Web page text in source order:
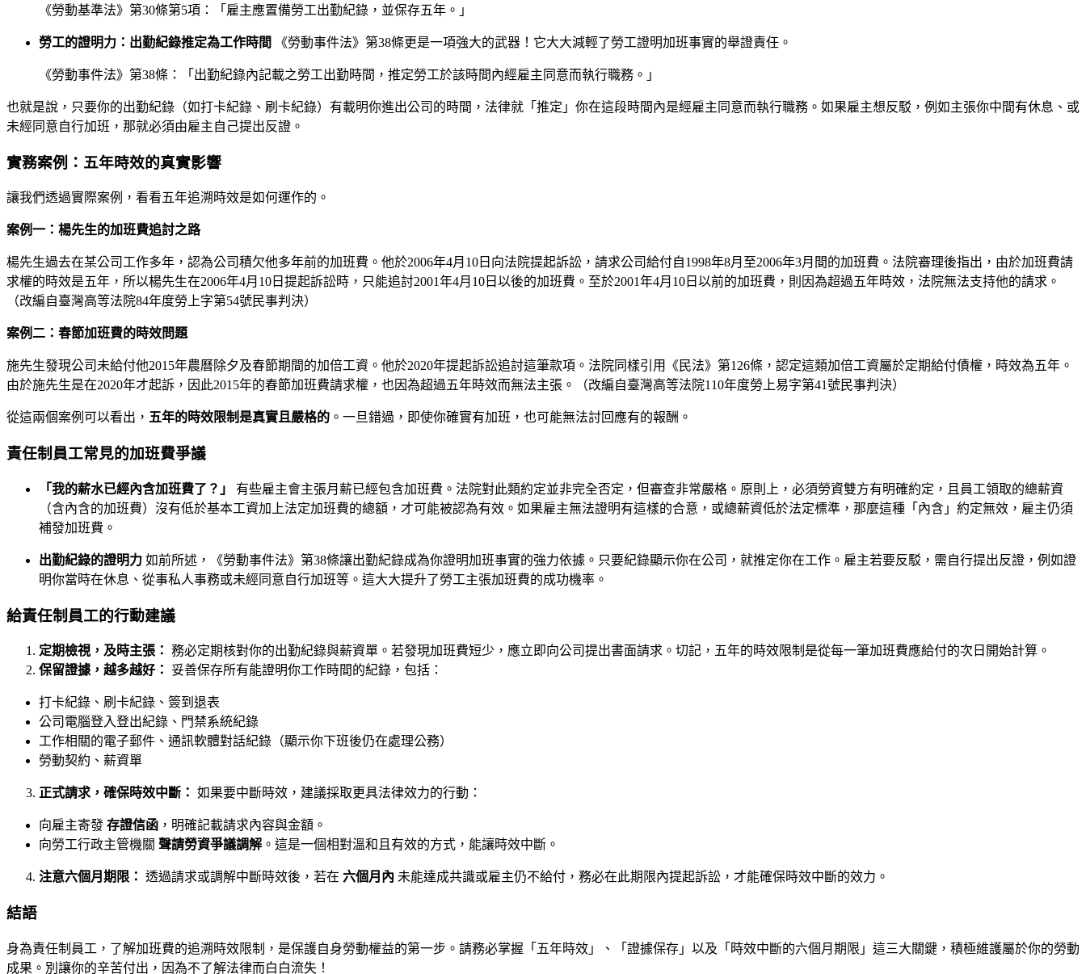
《勞動基準法》第30條第5項：「雇主應置備勞工出勤紀錄，並保存五年。」
勞工的證明力：出勤紀錄推定為工作時間 《勞動事件法》第38條更是一項強大的武器！它大大減輕了勞工證明加班事實的舉證責任。
《勞動事件法》第38條：「出勤紀錄內記載之勞工出勤時間，推定勞工於該時間內經雇主同意而執行職務。」
也就是說，只要你的出勤紀錄（如打卡紀錄、刷卡紀錄）有載明你進出公司的時間，法律就「推定」你在這段時間內是經雇主同意而執行職務。如果雇主想反駁，例如主張你中間有休息、或
未經同意自行加班，那就必須由雇主自己提出反證。
實務案例：五年時效的真實影響
讓我們透過實際案例，看看五年追溯時效是如何運作的。
案例一：楊先生的加班費追討之路
楊先生過去在某公司工作多年，認為公司積欠他多年前的加班費。他於2006年4月10日向法院提起訴訟，請求公司給付自1998年8月至2006年3月間的加班費。法院審理後指出，由於加班費請
求權的時效是五年，所以楊先生在2006年4月10日提起訴訟時，只能追討2001年4月10日以後的加班費。至於2001年4月10日以前的加班費，則因為超過五年時效，法院無法支持他的請求。
（改編自臺灣高等法院84年度勞上字第54號民事判決）
案例二：春節加班費的時效問題
施先生發現公司未給付他2015年農曆除夕及春節期間的加倍工資。他於2020年提起訴訟追討這筆款項。法院同樣引用《民法》第126條，認定這類加倍工資屬於定期給付債權，時效為五年。
由於施先生是在2020年才起訴，因此2015年的春節加班費請求權，也因為超過五年時效而無法主張。（改編自臺灣高等法院110年度勞上易字第41號民事判決）
從這兩個案例可以看出， 五年的時效限制是真實且嚴格的 。一旦錯過，即使你確實有加班，也可能無法討回應有的報酬。
責任制員工常見的加班費爭議
「我的薪水已經內含加班費了？」
有些雇主會主張月薪已經包含加班費。法院對此類約定並非完全否定，但審查非常嚴格。原則上，必須勞資雙方有明確約定，且員工領取的總薪資
（含內含的加班費）沒有低於基本工資加上法定加班費的總額，才可能被認為有效。如果雇主無法證明有這樣的合意，或總薪資低於法定標準，那麼這種「內含」約定無效，雇主仍須
補發加班費。
出勤紀錄的證明力 如前所述，《勞動事件法》第38條讓出勤紀錄成為你證明加班事實的強力依據。只要紀錄顯示你在公司，就推定你在工作。雇主若要反駁，需自行提出反證，例如證
明你當時在休息、從事私人事務或未經同意自行加班等。這大大提升了勞工主張加班費的成功機率。
給責任制員工的行動建議
定期檢視，及時主張： 務必定期核對你的出勤紀錄與薪資單。若發現加班費短少，應立即向公司提出書面請求。切記，五年的時效限制是從每一筆加班費應給付的次日開始計算。
保留證據，越多越好： 妥善保存所有能證明你工作時間的紀錄，包括：
打卡紀錄、刷卡紀錄、簽到退表
公司電腦登入登出紀錄、門禁系統紀錄
工作相關的電子郵件、通訊軟體對話紀錄（顯示你下班後仍在處理公務）
勞動契約、薪資單
正式請求，確保時效中斷： 如果要中斷時效，建議採取更具法律效力的行動：
向雇主寄發 存證信函 ，明確記載請求內容與金額。
向勞工行政主管機關 聲請勞資爭議調解 。這是一個相對溫和且有效的方式，能讓時效中斷。
注意六個月期限： 透過請求或調解中斷時效後，若在 六個月內 未能達成共識或雇主仍不給付，務必在此期限內提起訴訟，才能確保時效中斷的效力。
結語
身為責任制員工，了解加班費的追溯時效限制，是保護自身勞動權益的第一步。請務必掌握「五年時效」、「證據保存」以及「時效中斷的六個月期限」這三大關鍵，積極維護屬於你的勞動
成果。別讓你的辛苦付出，因為不了解法律而白白流失！